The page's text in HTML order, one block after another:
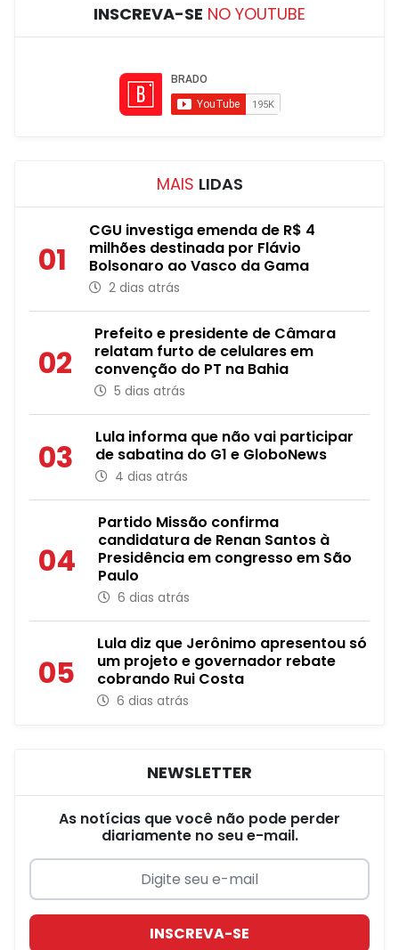
INSCREVA-SE NO YOUTUBE
MAIS LIDAS
01
CGU investiga emenda de R$ 4
milhões destinada por Flávio
Bolsonaro ao Vasco da Gama
2 dias atrás
02
Prefeito e presidente de Câmara
relatam furto de celulares em
convenção do PT na Bahia
5 dias atrás
03
Lula informa que não vai participar
de sabatina do G1 e GloboNews
4 dias atrás
04
Partido Missão confirma
candidatura de Renan Santos à
Presidência em congresso em São
Paulo
6 dias atrás
05
Lula diz que Jerônimo apresentou só
um projeto e governador rebate
cobrando Rui Costa
6 dias atrás
NEWSLETTER
As notícias que você não pode perder
diariamente no seu e-mail.
INSCREVA-SE